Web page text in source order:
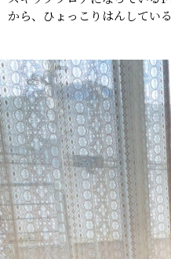
から、ひょっこりはんしてい